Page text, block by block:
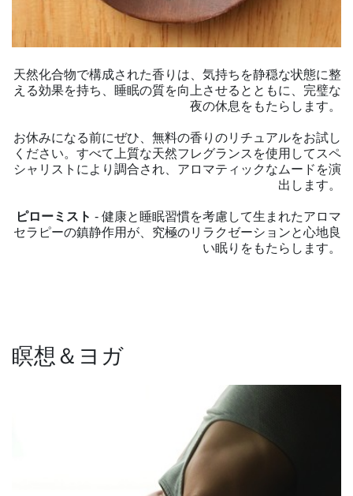
天然化合物で構成された香りは、気持ちを静穏な状態に整
える効果を持ち、睡眠の質を向上させるとともに、完璧な
夜の休息をもたらします。
お休みになる前にぜひ、無料の香りのリチュアルをお試し
ください。すべて上質な天然フレグランスを使用してスペ
シャリストにより調合され、アロマティックなムードを演
出します。
ピローミスト - 健康と睡眠習慣を考慮して生まれたアロマ
セラピーの鎮静作用が、究極のリラクゼーションと心地良
い眠りをもたらします。
瞑想＆ヨガ